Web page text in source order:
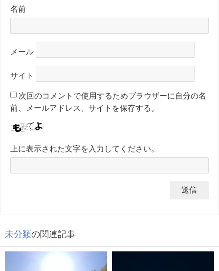
名前
メール
サイト
次回のコメントで使用するためブラウザーに自分の名
前、メールアドレス、サイトを保存する。
上に表示された文字を入力してください。
未分類の関連記事